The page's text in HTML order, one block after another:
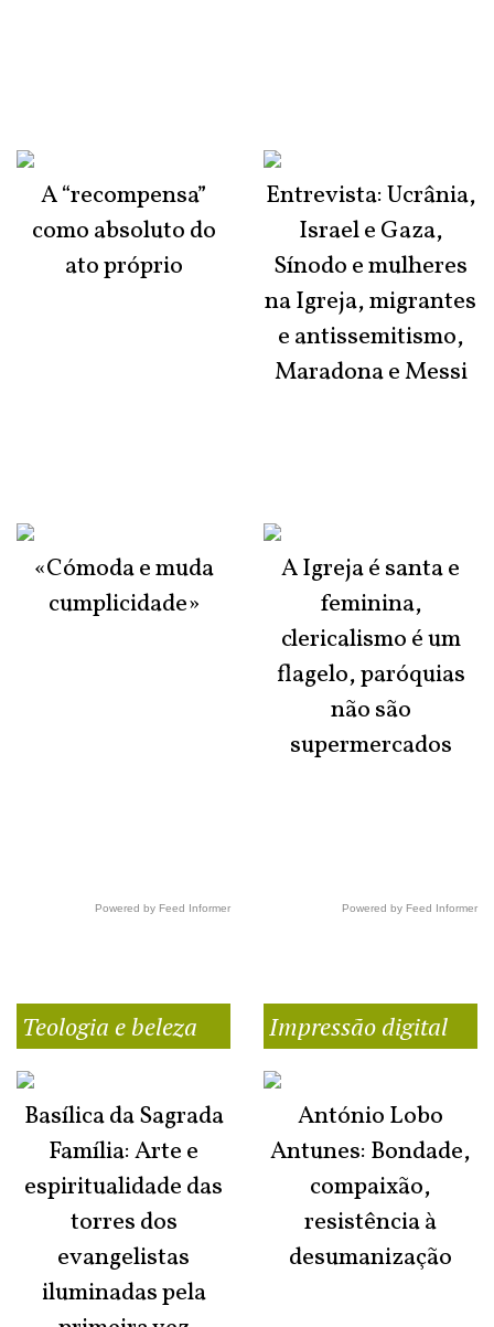
A “recompensa”
como absoluto do
ato próprio
«Cómoda e muda
cumplicidade»
Powered by Feed Informer
Entrevista: Ucrânia,
Israel e Gaza,
Sínodo e mulheres
na Igreja, migrantes
e antissemitismo,
Maradona e Messi
A Igreja é santa e
feminina,
clericalismo é um
flagelo, paróquias
não são
supermercados
Powered by Feed Informer
Teologia e beleza
Basílica da Sagrada
Família: Arte e
espiritualidade das
torres dos
evangelistas
iluminadas pela
Impressão digital
António Lobo
Antunes: Bondade,
compaixão,
resistência à
desumanização